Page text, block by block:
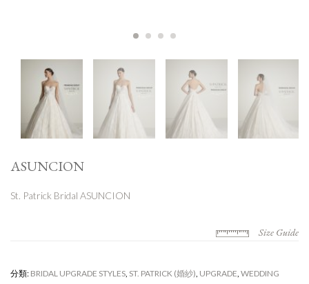
ASUNCION
St. Patrick Bridal ASUNCION
Size Guide
分類: BRIDAL UPGRADE STYLES, ST. PATRICK (婚紗), UPGRADE, WEDDING